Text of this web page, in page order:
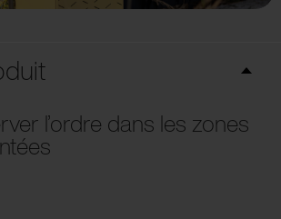
l’ordre dans les zones